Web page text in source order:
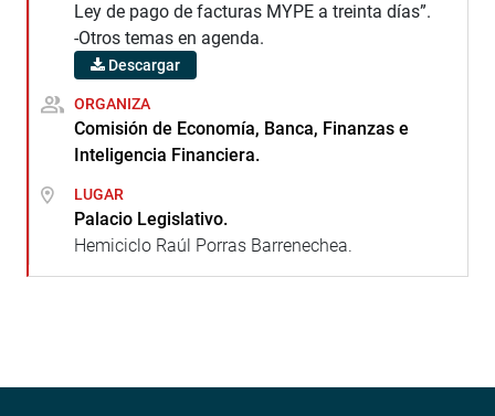
Ley de pago de facturas MYPE a treinta días”.
-Otros temas en agenda.
Descargar
ORGANIZA
Comisión de Economía, Banca, Finanzas e
Inteligencia Financiera.
LUGAR
Palacio Legislativo.
Hemiciclo Raúl Porras Barrenechea.